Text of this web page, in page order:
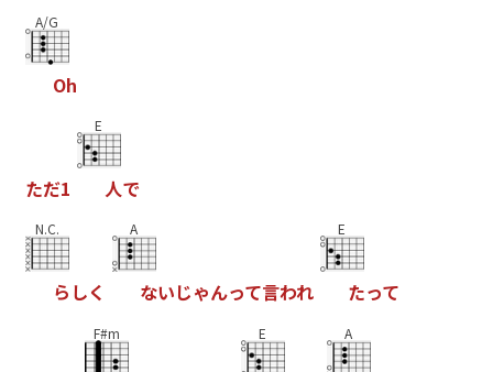
A/G
Oh
ただ1
E
人で
N.C.
ら しく
A
ないじゃんって言われ
E
たって
F#m E A